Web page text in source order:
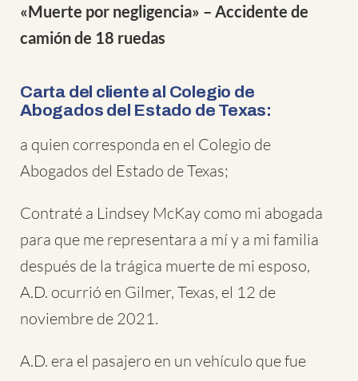
«Muerte por negligencia» – Accidente de
camión de 18 ruedas
Carta del cliente al Colegio de
Abogados del Estado de Texas:
a quien corresponda en el Colegio de
Abogados del Estado de Texas;
Contraté a Lindsey McKay como mi abogada
para que me representara a mí y a mi familia
después de la trágica muerte de mi esposo,
A.D. ocurrió en Gilmer, Texas, el 12 de
noviembre de 2021.
A.D. era el pasajero en un vehículo que fue